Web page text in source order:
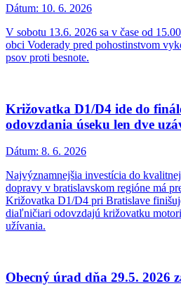
Dátum: 10. 6. 2026
V sobotu 13.6. 2026 sa v čase od
obci Voderady pred pohostinstvom
psov proti besnote.
Križovatka D1/D4 ide do
odovzdania úseku len dve
Dátum: 8. 6. 2026
Najvýznamnejšia investícia do
dopravy v bratislavskom regióne má
Križovatka D1/D4 pri Bratislave
diaľničiari odovzdajú križovatku
užívania.
Obecný úrad dňa 29.5. 2026